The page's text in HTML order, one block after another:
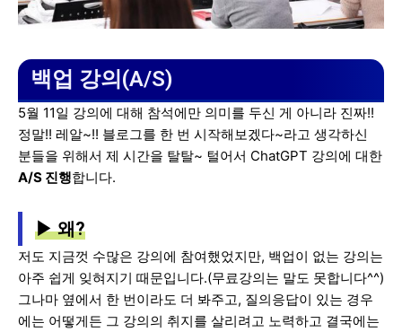
백업 강의(A/S)
5월 11일 강의에 대해 참석에만 의미를 두신 게 아니라 진짜!!
정말!! 레알~!! 블로그를 한 번 시작해보겠다~라고 생각하신
분들을 위해서 제 시간을 탈탈~ 털어서 ChatGPT 강의에 대한
A/S 진행합니다.
▶ 왜?
저도 지금껏 수많은 강의에 참여했었지만, 백업이 없는 강의는
아주 쉽게 잊혀지기 때문입니다.(무료강의는 말도 못합니다^^)
그나마 옆에서 한 번이라도 더 봐주고, 질의응답이 있는 경우
에는 어떻게든 그 강의의 취지를 살리려고 노력하고 결국에는